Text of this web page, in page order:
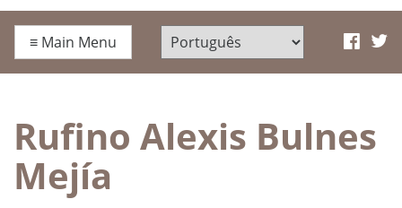
≡ Main Menu
Rufino Alexis Bulnes
Mejía